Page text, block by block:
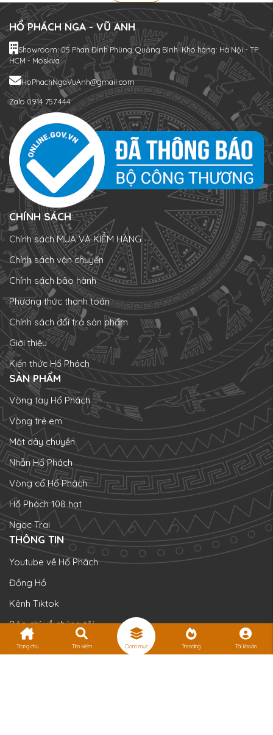
HỔ PHÁCH NGA - VŨ ANH
Showroom: 05 Phan Đình Phùng, Quảng Bình. Kho hàng: Hà Nội - TP
HCM - Moskva
HoPhachNgaVuAnh@gmail.com
Zalo 0914.757.444
CHÍNH SÁCH
Chính sách MUA VÀ KIỂM HÀNG
Chính sách vận chuyển
Chính sách bảo hành
Phương thức thanh toán
Chính sách đổi trả sản phẩm
Giới thiệu
Kiến thức Hổ Phách
SẢN PHẨM
Vòng tay Hổ Phách
Vòng trẻ em
Mặt dây chuyền
Nhẫn Hổ Phách
Vòng cổ Hổ Phách
Hổ Phách 108 hạt
Ngọc Trai
THÔNG TIN
Youtube về Hổ Phách
Đồng Hồ
Kênh Tiktok
Báo chí về chúng tôi
Chính sách
Trang chủ Tìm kiếm Danh mục Trending Tài khoản